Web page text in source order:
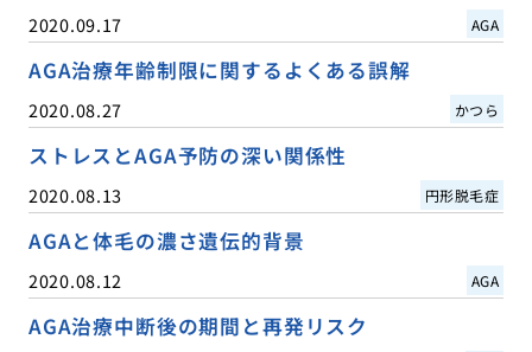
2020.09.17 AGA
AGA治療年齢制限に関するよくある誤解
2020.08.27 かつら
ストレスとAGA予防の深い関係性
2020.08.13 円形脱毛症
AGAと体毛の濃さ遺伝的背景
2020.08.12 AGA
AGA治療中断後の期間と再発リスク